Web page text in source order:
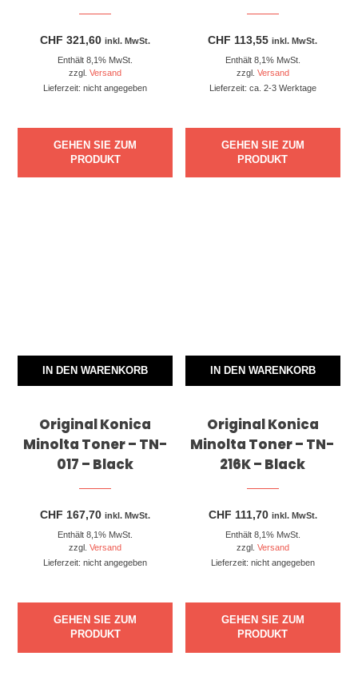
CHF 321,60 inkl. MwSt.
Enthält 8,1% MwSt.
zzgl.Versand
Lieferzeit: nicht angegeben
GEHEN SIE ZUM
PRODUKT
CHF 113,55 inkl. MwSt.
Enthält 8,1% MwSt.
zzgl. Versand
Lieferzeit: ca. 2-3 Werktage
GEHEN SIE ZUM
PRODUKT
IN DEN WARENKORB
Original Konica
Minolta Toner – TN-
017 – Black
CHF 167,70 inkl. MwSt.
Enthält 8,1% MwSt.
zzgl.Versand
Lieferzeit: nicht angegeben
GEHEN SIE ZUM
PRODUKT
IN DEN WARENKORB
Original Konica
Minolta Toner – TN-
216K – Black
CHF 111,70 inkl. MwSt.
Enthält 8,1% MwSt.
zzgl. Versand
Lieferzeit: nicht angegeben
GEHEN SIE ZUM
PRODUKT